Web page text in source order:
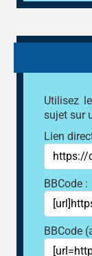
Utilisez
sujet sur
Lien
BBCode :
BBCode